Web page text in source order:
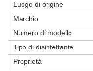
Luogo di origine
Marchio
Numero di modello
Tipo di disinfettante
Proprietà